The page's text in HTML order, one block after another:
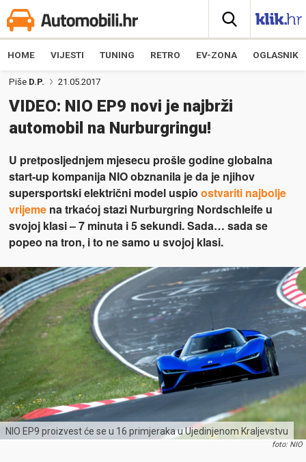
HOME VIJESTI TUNING RETRO EV-ZONA OGLASNIK
Piše D.P. 21.05.2017
VIDEO: NIO EP9 novi je najbrži
automobil na Nurburgringu!
U pretposljednjem mjesecu prošle godine globalna
start-up kompanija NIO obznanila je da je njihov
supersportski električni model uspio ostvariti najbolje
vrijemena trkaćoj stazi Nurburgring Nordschleife u
svojoj klasi – 7 minuta i 5 sekundi. Sada… sada se
popeo na tron, i to ne samo u svojoj klasi.
NIO EP9 proizvest će se u 16 primjeraka u Ujedinjenom Kraljevstvu
foto: NIO